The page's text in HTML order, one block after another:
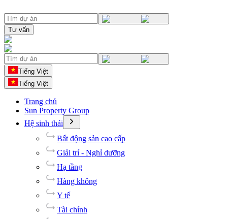
Tư vấn
Tiếng Việt
Tiếng Việt
Trang chủ
Sun Property Group
Hệ sinh thái
Bất động sản cao cấp
Giải trí - Nghỉ dưỡng
Hạ tầng
Hàng không
Y tế
Tài chính